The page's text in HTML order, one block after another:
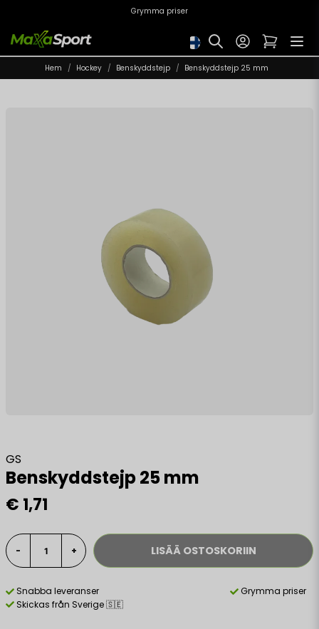
Grymma priser
Hem Hockey Benskyddstejp Benskyddstejp 25 mm
GS
Benskyddstejp 25 mm
€ 1,71
- + LISÄÄ OSTOSKORIIN
Snabba leveranser
Grymma priser
Skickas från Sverige 🇸🇪